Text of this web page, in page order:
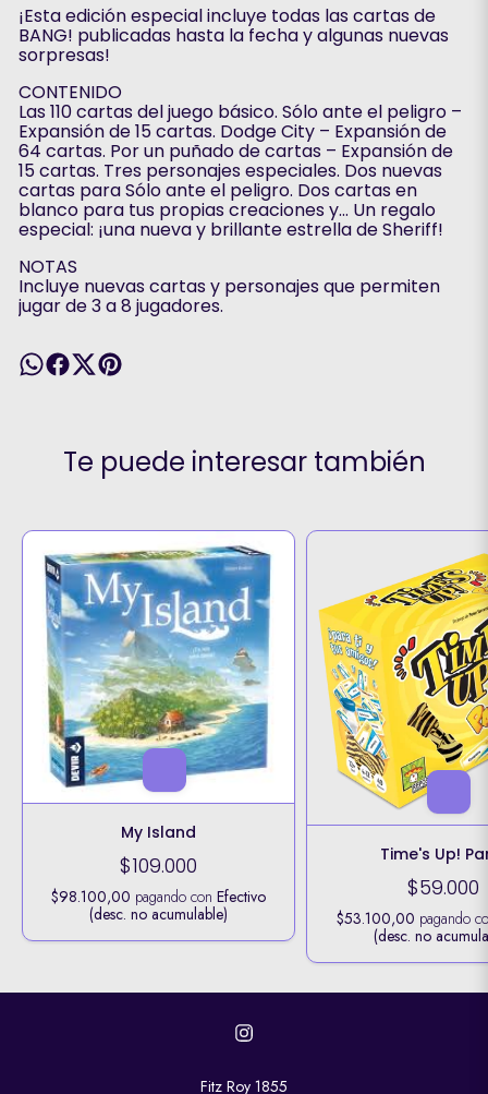
¡Esta edición especial incluye todas las cartas de
BANG! publicadas hasta la fecha y algunas nuevas
sorpresas!
CONTENIDO
Las 110 cartas del juego básico. Sólo ante el peligro –
Expansión de 15 cartas. Dodge City – Expansión de
64 cartas. Por un puñado de cartas – Expansión de
15 cartas. Tres personajes especiales. Dos nuevas
cartas para Sólo ante el peligro. Dos cartas en
blanco para tus propias creaciones y... Un regalo
especial: ¡una nueva y brillante estrella de Sheriff!
NOTAS
Incluye nuevas cartas y personajes que permiten
jugar de 3 a 8 jugadores.
Te puede interesar también
My Island
$109.000
$98.100,00 pagando conEfectivo
(desc. no acumulable)
Time's Up!
$59.000
$53.100,00 pagando
(desc. no
Fitz Roy 1855